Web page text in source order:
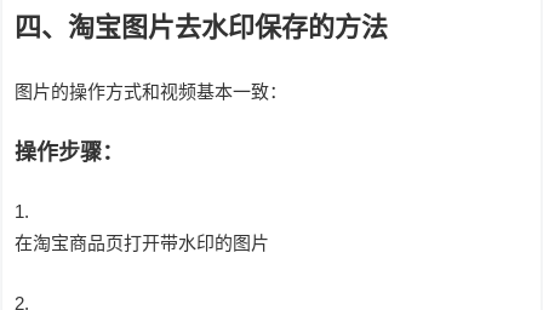
四、淘宝图片去水印保存的方法
图片的操作方式和视频基本一致：
操作步骤：
在淘宝商品页打开带水印的图片